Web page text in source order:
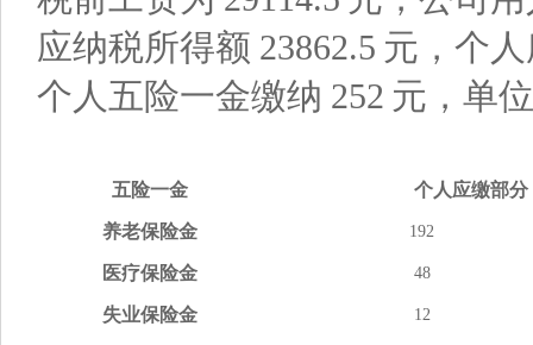
应纳税所得额 23862.5 元，个
个人五险一金缴纳 252 元，单
五险一金 个人应缴部分
养老保险金 192
医疗保险金 48
失业保险金 12